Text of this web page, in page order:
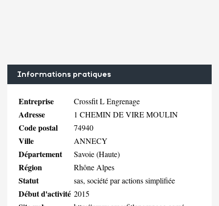
Informations pratiques
Entreprise Crossfit L Engrenage
Adresse 1 CHEMIN DE VIRE MOULIN
Code postal 74940
Ville ANNECY
Département Savoie (Haute)
Région Rhône Alpes
Statut sas, société par actions simplifiée
Début d'activité 2015